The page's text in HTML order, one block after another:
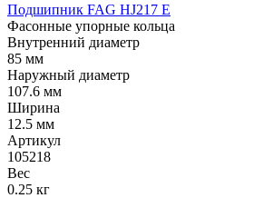
Подшипник FAG HJ217 E
Фасонные упорные кольца
Внутренний диаметр
85 мм
Наружный диаметр
107.6 мм
Ширина
12.5 мм
Артикул
105218
Вес
0.25 кг